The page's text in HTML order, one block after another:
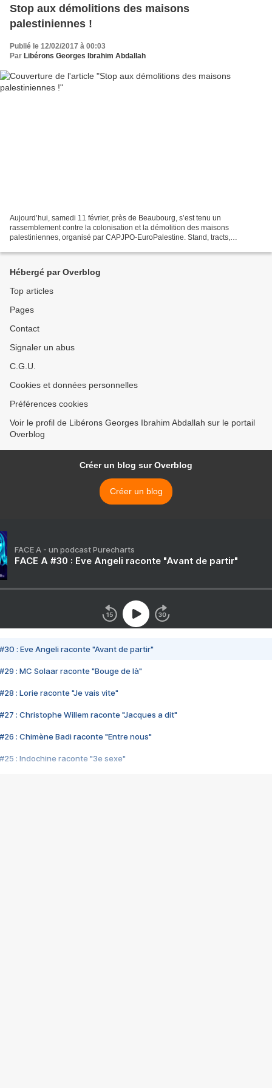
Stop aux démolitions des maisons
palestiniennes !
Publié le 12/02/2017 à 00:03
Par Libérons Georges Ibrahim Abdallah
Aujourd’hui, samedi 11 février, près de Beaubourg, s’est tenu un
rassemblement contre la colonisation et la démolition des maisons
palestiniennes, organisé par CAPJPO-EuroPalestine. Stand, tracts,
Hébergé par Overblog
Top articles
Pages
Contact
Signaler un abus
C.G.U.
Cookies et données personnelles
Préférences cookies
Voir le profil de Libérons Georges Ibrahim Abdallah sur le portail
Overblog
Créer un blog sur Overblog
Créer un blog
FACE A - un podcast Purecharts
FACE A #30 : Eve Angeli raconte "Avant de partir"
#30 : Eve Angeli raconte "Avant de partir"
#29 : MC Solaar raconte "Bouge de là"
#28 : Lorie raconte "Je vais vite"
#27 : Christophe Willem raconte "Jacques a dit"
#26 : Chimène Badi raconte "Entre nous"
#25 : Indochine raconte "3e sexe"